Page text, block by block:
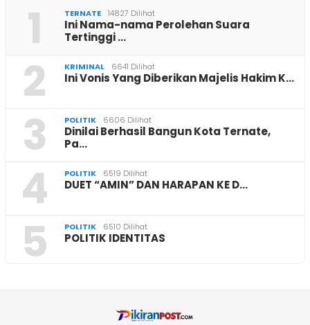
1 TERNATE 14827 Dilihat
Ini Nama-nama Perolehan Suara
Tertinggi …
2 KRIMINAL 6641 Dilihat
Ini Vonis Yang Diberikan Majelis Hakim K…
3 POLITIK 6606 Dilihat
Dinilai Berhasil Bangun Kota Ternate,
Pa…
4 POLITIK 6519 Dilihat
DUET “AMIN” DAN HARAPAN KE D…
5 POLITIK 6510 Dilihat
POLITIK IDENTITAS